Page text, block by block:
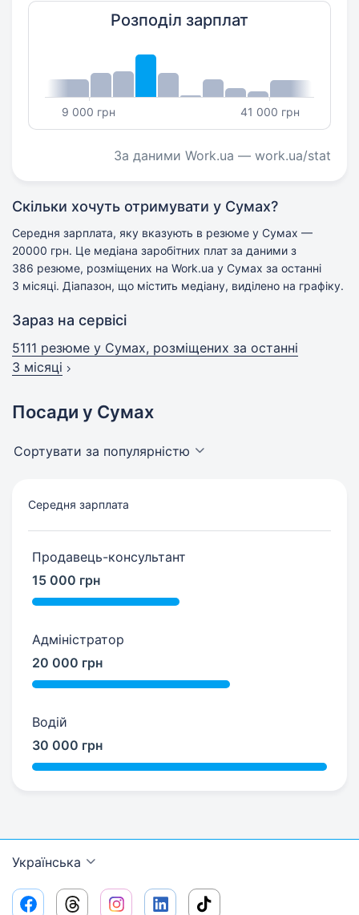
Розподіл зарплат
9 000 грн 41 000 грн
За даними Work.ua — work.ua/stat
Скільки хочуть отримувати у Сумах?
Середня зарплата, яку вказують в резюме у Сумах —
20000 грн. Це медіана заробітних плат за даними з
386 резюме, розміщених на Work.ua у Сумах за останні
3 місяці. Діапазон, що містить медіану, виділено на графіку.
Зараз на сервісі
5111 резюме у Сумах, розміщених за останні
3 місяці
Посади у Сумах
Сортувати за популярністю
Середня зарплата
Продавець-консультант
15 000 грн
Адміністратор
20 000 грн
Водій
30 000 грн
Українська